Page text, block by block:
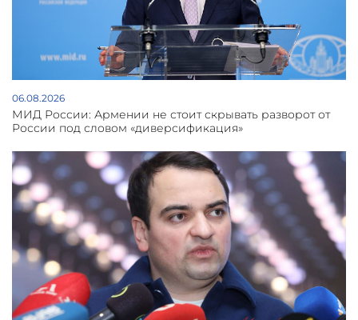
06.08.2026
МИД России: Армении не стоит скрывать разворот от
России под словом «диверсификация»